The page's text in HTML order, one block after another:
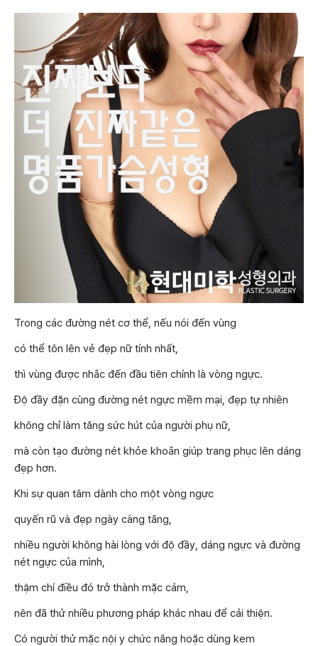
Trong các đường nét cơ thể, nếu nói đến vùng
có thể tôn lên vẻ đẹp nữ tính nhất,
thì vùng được nhắc đến đầu tiên chính là vòng ngực.
Độ đầy đặn cùng đường nét ngực mềm mại, đẹp tự nhiên
không chỉ làm tăng sức hút của người phụ nữ,
mà còn tạo đường nét khỏe khoắn giúp trang phục lên dáng
đẹp hơn.
Khi sự quan tâm dành cho một vòng ngực
quyến rũ và đẹp ngày càng tăng,
nhiều người không hài lòng với độ đầy, dáng ngực và đường
nét ngực của mình,
thậm chí điều đó trở thành mặc cảm,
nên đã thử nhiều phương pháp khác nhau để cải thiện.
Có người thử mặc nội y chức năng hoặc dùng kem